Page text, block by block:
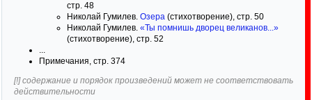
стр. 48
Николай Гумилев. Озера (стихотворение), стр. 50
Николай Гумилев. «Ты помнишь дворец великанов...»
(стихотворение), стр. 52
...
Примечания, стр. 374
[!] содержание и порядок произведений может не соответствовать
действительности